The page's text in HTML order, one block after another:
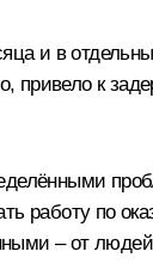
и в
привело к
работу по
– от